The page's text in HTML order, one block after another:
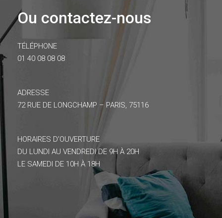
Ou contactez-nous
TÉLÉPHONE
01 40 08 08 08
ADRESSE
72 RUE DE LONGCHAMP – PARIS, 75116
HORAIRES D’OUVERTURE
DU LUNDI AU VENDREDI DE 9H À 20H
LE SAMEDI DE 10H À 18H